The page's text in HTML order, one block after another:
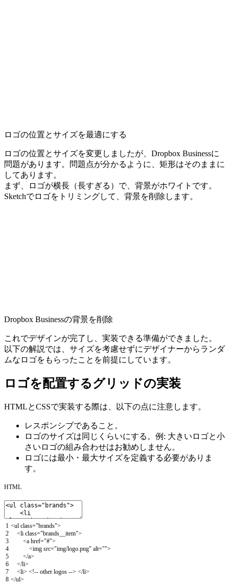
ロゴの位置とサイズを最適にする
ロゴの位置とサイズを変更しましたが、Dropbox Businessに
問題があります。問題点が分かるように、矩形はそのままに
してあります。
まず、ロゴが横長（長すぎる）で、背景がホワイトです。
Sketchでロゴをトリミングして、背景を削除します。
Dropbox Businessの背景を削除
これでデザインが完了し、実装できる準備ができました。
以下の解説では、サイズを考慮せずにデザイナーからランダ
ムなロゴをもらったことを前提にしています。
ロゴを配置するグリッドの実装
HTMLとCSSで実装する際は、以下の点に注意します。
レスポンシブであること。
ロゴのサイズは同じくらいにする。例: 大きいロゴと小
さいロゴの組み合わせはお勧めしません。
ロゴには最小・最大サイズを定義する必要がありま
す。
HTML
1
2
3
4
5
6
7
8
<ul class="brands">
<li class="brands__item">
<a href="#">
<img src="img/logo.png" alt="">
</a>
</li>
<li> <!-- other logos --> </li>
</ul>